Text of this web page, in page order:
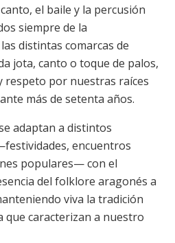
el baile y la percusión
siempre de la
distintas comarcas de
jota, canto o toque de palos,
respeto por nuestras raíces
más de setenta años.
adaptan a distintos
encuentros
populares— con el
del folklore aragonés a
viva la tradición
que caracterizan a nuestro